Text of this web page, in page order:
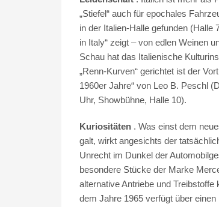
„Stiefel“ auch für epochales
in der Italien-Halle gefunden (Halle
in Italy“ zeigt – von edlen Weinen
Schau hat das Italienische
„Renn-Kurven“ gerichtet ist der
1960er Jahre“ von Leo B. Peschl
Uhr, Showbühne, Halle 10).
Kuriositäten . Was einst dem
galt, wirkt angesichts der
Unrecht im Dunkel der
besondere Stücke der Marke
alternative Antriebe und
dem Jahre 1965 verfügt über